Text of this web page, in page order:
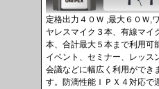
定格出力４０Ｗ ,最大６０Ｗ,
ヤレスマイク３本、有線マイ
本、合計最大５本まで利用可
イベント、セミナー、レッス
会議などに幅広く利用ができ
す。防滴性能ＩＰＸ４対応で